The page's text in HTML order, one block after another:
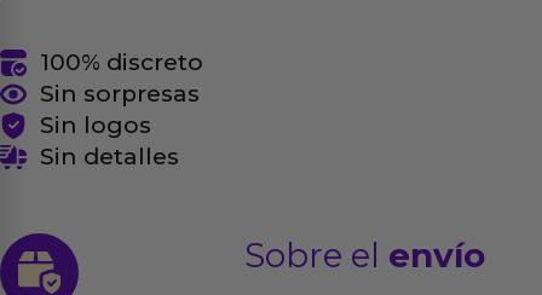
100% discreto
Sin sorpresas
Sin logos
Sin detalles
Sobre el envío